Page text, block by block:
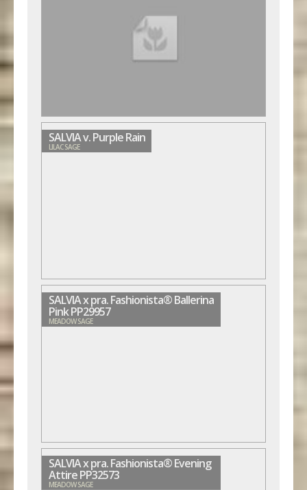
SALVIA v. Purple Rain
LILAC SAGE
SALVIA x pra. Fashionista® Ballerina
Pink PP29957
MEADOW SAGE
SALVIA x pra. Fashionista® Evening
Attire PP32573
MEADOW SAGE